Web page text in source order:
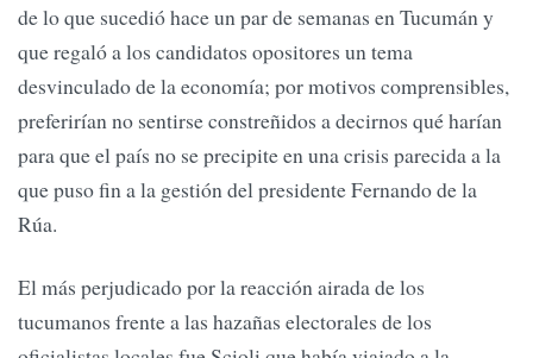
de lo que sucedió hace un par de semanas en Tucumán y
que regaló a los candidatos opositores un tema
desvinculado de la economía; por motivos comprensibles,
preferirían no sentirse constreñidos a decirnos qué harían
para que el país no se precipite en una crisis parecida a la
que puso fin a la gestión del presidente Fernando de la
Rúa.
El más perjudicado por la reacción airada de los
tucumanos frente a las hazañas electorales de los